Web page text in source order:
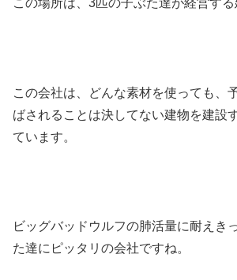
この場所は、3匹の子ぶた達が経営する
この会社は、どんな素材を使っても、
ばされることは決してない建物を建設
ています。
ビッグバッドウルフの肺活量に耐えき
た達にピッタリの会社ですね。